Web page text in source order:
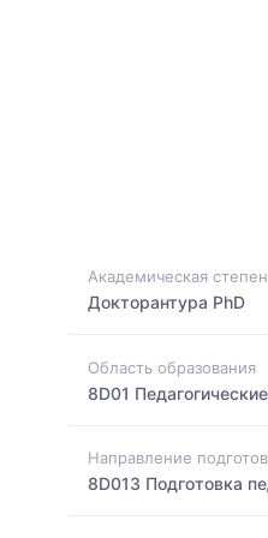
Академическая
Докторантура PhD
Область образования
8D01
Направление
8D013 Подготовка